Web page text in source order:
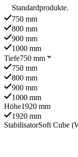
Standardprodukte.
750 mm
800 mm
900 mm
1000 mm
Tiefe750 mm
750 mm
800 mm
900 mm
1000 mm
Höhe1920 mm
1920 mm
StabilisatorSoft Cube